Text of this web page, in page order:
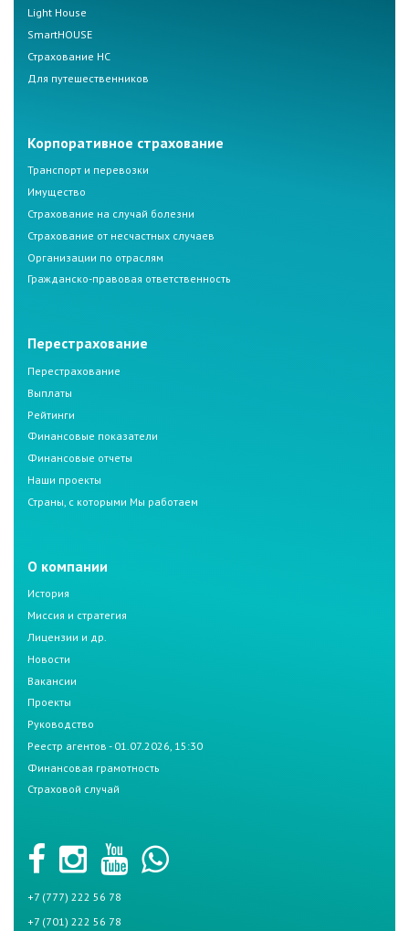
Light House
SmartHOUSE
Страхование НС
Для путешественников
Корпоративное страхование
Транспорт и перевозки
Имущество
Страхование на случай болезни
Страхование от несчастных случаев
Организации по отраслям
Гражданско-правовая ответственность
Перестрахование
Перестрахование
Выплаты
Рейтинги
Финансовые показатели
Финансовые отчеты
Наши проекты
Страны, с которыми Мы работаем
О компании
История
Миссия и стратегия
Лицензии и др.
Новости
Вакансии
Проекты
Руководство
Реестр агентов - 01.07.2026, 15:30
Финансовая грамотность
Страховой случай
+7 (777) 222 56 78
+7 (701) 222 56 78